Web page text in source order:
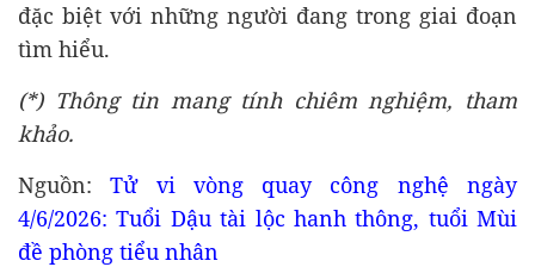
đặc biệt với những người đang trong giai đoạn
tìm hiểu.
(*) Thông tin mang tính chiêm nghiệm, tham
khảo.
Nguồn:Tử vi vòng quay công nghệ ngày
4/6/2026: Tuổi Dậu tài lộc hanh thông, tuổi Mùi
đề phòng tiểu nhân